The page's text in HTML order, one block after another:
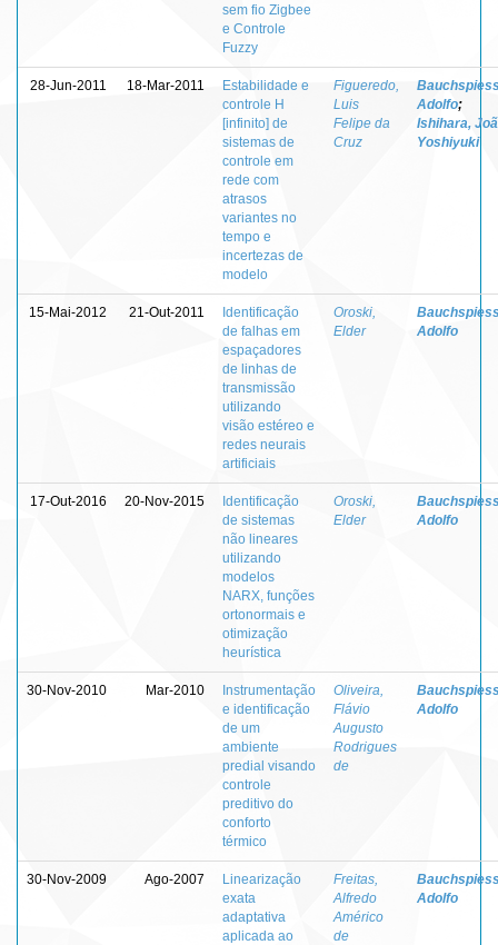
sem fio Zigbee
e Controle
Fuzzy
28-Jun-2011 18-Mar-2011
Estabilidade e
controle H
[infinito] de
sistemas de
controle em
rede com
atrasos
variantes no
tempo e
incertezas de
modelo
Figueredo,
Luis
Felipe da
Cruz
Adolfo;
Ishihara,
Yoshiyuki
15-Mai-2012 21-Out-2011
Identificação
de falhas em
espaçadores
de linhas de
transmissão
utilizando
visão estéreo e
redes neurais
artificiais
Oroski,
Elder
Adolfo
17-Out-2016 20-Nov-2015
Identificação
de sistemas
não lineares
utilizando
modelos
NARX, funções
ortonormais e
otimização
heurística
Oroski,
Elder
Adolfo
30-Nov-2010 Mar-2010
Instrumentação
e identificação
de um
ambiente
predial visando
controle
preditivo do
conforto
térmico
Oliveira,
Flávio
Augusto
Rodrigues
de
Adolfo
30-Nov-2009 Ago-2007
Linearização
exata
adaptativa
aplicada ao
Freitas,
Alfredo
Américo
de
Adolfo